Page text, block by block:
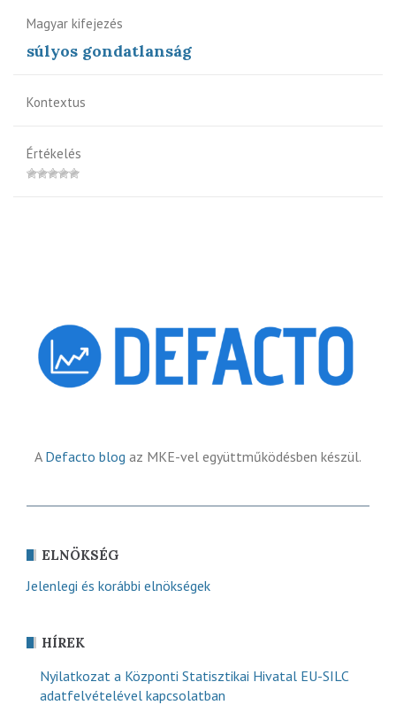
Magyar kifejezés
súlyos gondatlanság
Kontextus
Értékelés
A Defacto blog az MKE-vel együttműködésben készül.
ELNÖKSÉG
Jelenlegi és korábbi elnökségek
HÍREK
Nyilatkozat a Központi Statisztikai Hivatal EU-SILC
adatfelvételével kapcsolatban